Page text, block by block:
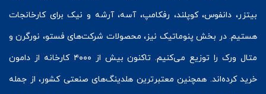
بیتزر، دانفوس،کوپلند، رفکامپ، آسه، آرشه و نیک برای کارخانجات
هستیم. در بخش پنوماتیک نیز، محصولات شرکت‌های فستو، نورگرن و
متال ورک
را توزیع می‌کنیم. تاکنون بیش از ۴۰۰۰ کارخانه از دامون
خرید کرده‌اند. همچنین معتبرترین هلدینگ‌های صنعتی کشور، از جمله